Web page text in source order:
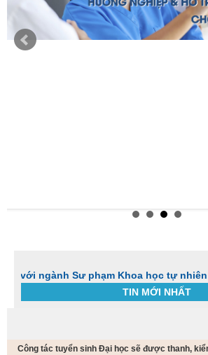
Sư phạm Khoa học tự nhiên
TIN MỚI NHẤT
Công tác tuyển sinh Đại học sẽ được thanh,